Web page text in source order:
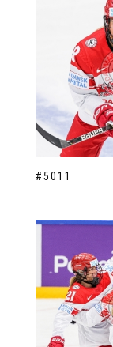
#5011